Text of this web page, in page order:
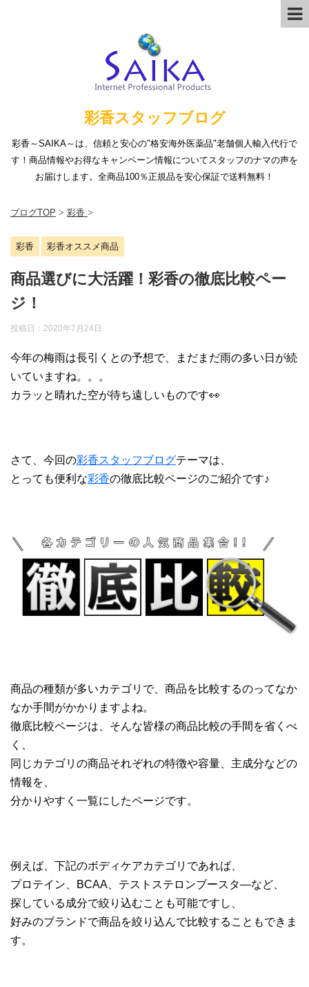
彩香スタッフブログ
彩香～SAIKA～は、信頼と安心の"格安海外医薬品"老舗個人輸入代行で
す！商品情報やお得なキャンペーン情報についてスタッフのナマの声を
お届けします。全商品100％正規品を安心保証で送料無料！
ブログTOP > 彩香 >
彩香 彩香オススメ商品
商品選びに大活躍！彩香の徹底比較ペー
ジ！
投稿日： 2020年7月24日
今年の梅雨は長引くとの予想で、まだまだ雨の多い日が続
いていますね。。。
カラッと晴れた空が待ち遠しいものです👀
さて、今回の彩香スタッフブログテーマは、
とっても便利な彩香の徹底比較ページのご紹介です♪
商品の種類が多いカテゴリで、商品を比較するのってなか
なか手間がかかりますよね。
徹底比較ページは、そんな皆様の商品比較の手間を省くべ
く、
同じカテゴリの商品それぞれの特徴や容量、主成分などの
情報を、
分かりやすく一覧にしたページです。
例えば、下記のボディケアカテゴリであれば、
プロテイン、BCAA、テストステロンブースタ―など、
探している成分で絞り込むことも可能ですし、
好みのブランドで商品を絞り込んで比較することもできま
す。